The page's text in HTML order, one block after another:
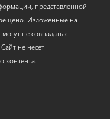
представленной
Изложенные на
не совпадать с
не несет
контента.